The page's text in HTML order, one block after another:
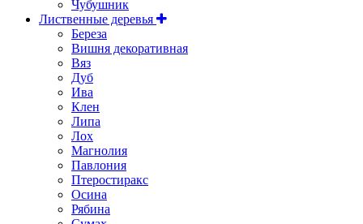
Чубушник
Лиственные деревья
Береза
Вишня декоративная
Вяз
Дуб
Ива
Клен
Липа
Лох
Магнолия
Павлония
Птеростиракс
Осина
Рябина